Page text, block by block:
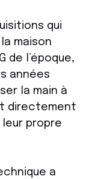
qui
maison
de l’époque,
années
la main à
directement
leur propre
a